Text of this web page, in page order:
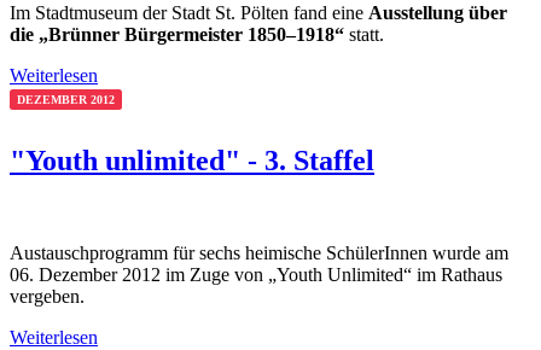
Im Stadtmuseum der Stadt St. Pölten fand eine Ausstellung über
die „Brünner Bürgermeister 1850–1918“ statt.
Weiterlesen
DEZEMBER 2012
"Youth unlimited" - 3. Staffel
Austauschprogramm für sechs heimische SchülerInnen wurde am
06. Dezember 2012 im Zuge von „Youth Unlimited“ im Rathaus
vergeben.
Weiterlesen